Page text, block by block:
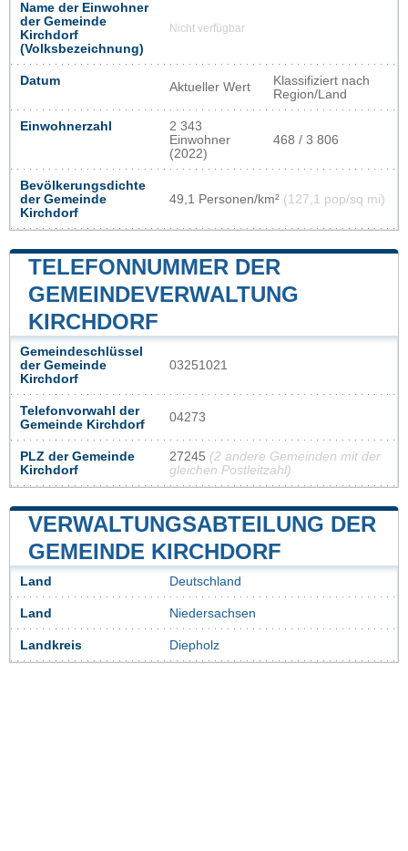
Name der Einwohner
der Gemeinde
Kirchdorf
(Volksbezeichnung)
Nicht verfügbar
Datum Aktueller Wert
Klassifiziert nach
Region/Land
Einwohnerzahl
2 343
Einwohner
(2022)
468 / 3 806
Bevölkerungsdichte
der Gemeinde
Kirchdorf
49,1 Personen/km² (127,1 pop/sq mi)
TELEFONNUMMER DER
GEMEINDEVERWALTUNG
KIRCHDORF
Gemeindeschlüssel
der Gemeinde
Kirchdorf
03251021
Telefonvorwahl der
Gemeinde Kirchdorf
04273
PLZ der Gemeinde
Kirchdorf
27245 (2 andere Gemeinden mit der
gleichen Postleitzahl)
VERWALTUNGSABTEILUNG DER
GEMEINDE KIRCHDORF
Land Deutschland
Land Niedersachsen
Landkreis Diepholz